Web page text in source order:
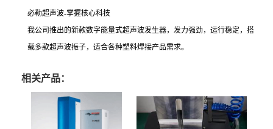
必勒超声波-掌握核心科技
我公司推出的新款数字能量式超声波发生器，发力强劲，运行稳定，搭
载多款超声波振子，适合各种塑料焊接产品需求。
相关产品：